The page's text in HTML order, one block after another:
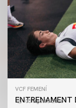
VCF FEMENÍ
05 agosto 2026